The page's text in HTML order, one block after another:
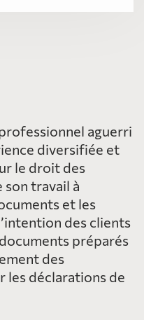
aguerri
diversifiée et
le droit des
son travail à
et les
des clients
préparés
des
les déclarations de